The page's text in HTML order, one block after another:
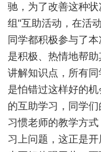
驰，为了改善这种
组"互助活动，在活
同学都积极参与了
是积极、热情地帮
讲解知识点，所有
是怕错过这样好的
的互助学习，同学
习惯老师的教学方
习上问题，这正是